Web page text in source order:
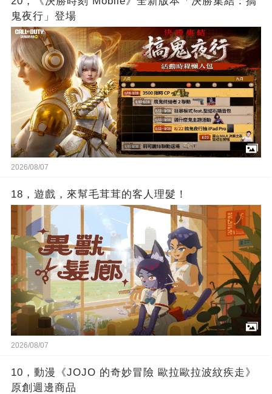
鬼夜行」登場
2026/08/07
18，遊戲，來幫毛茸茸的客人理髮！
2026/08/07
10，動漫《JOJO 的奇妙冒險 歐拉歐拉波紋疾走》
原創週邊商品